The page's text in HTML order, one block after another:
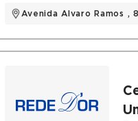
Avenida Alvaro Ramos ,